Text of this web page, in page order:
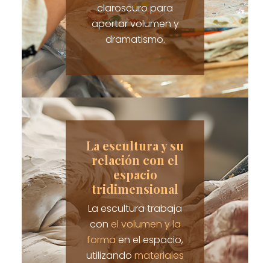
claroscuro para
aportar volumen y
dramatismo.
La escultura y su
relación con el
espacio
tridimensional
La escultura trabaja
con el volumen y la
forma en el espacio,
utilizandomateriales